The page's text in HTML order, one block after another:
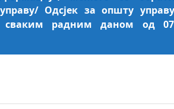
Одсјек за општу
сваким радним даном од